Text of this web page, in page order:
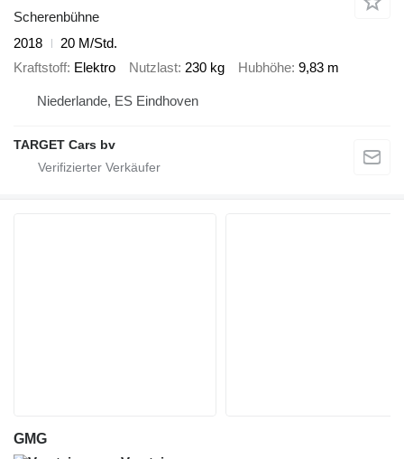
Scherenbühne
2018
20 M/Std.
Kraftstoff Elektro Nutzlast 230 kg Hubhöhe 9,83 m
Niederlande, ES Eindhoven
TARGET Cars bv
GMG